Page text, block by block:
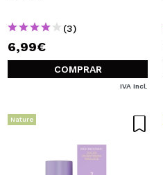
(3)
6,99€
COMPRAR
IVA Incl.
Nature